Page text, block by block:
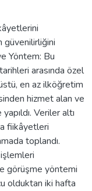
güvenilirliğini
Yöntem: Bu
arasında özel
en az ilköğretim
hizmet alan ve
Veriler altı
fiikâyetleri
toplandı.
görüşme yöntemi
olduktan iki hafta